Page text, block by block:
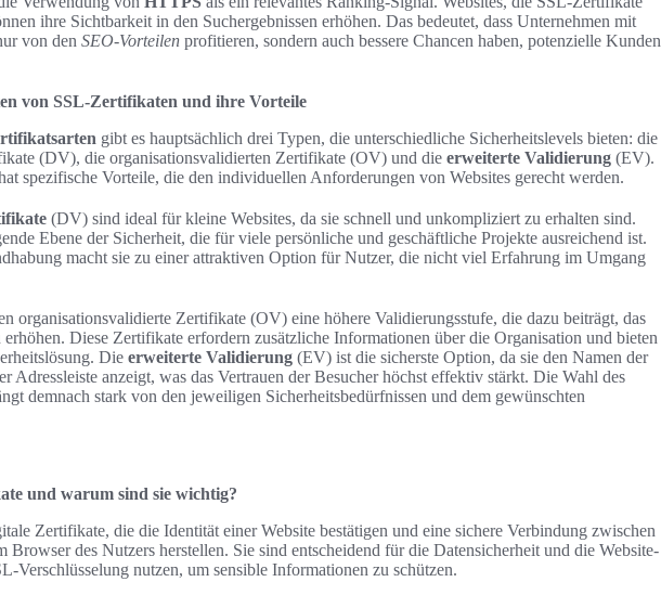
ihre Sichtbarkeit in den Suchergebnissen erhöhen. Das bedeutet, dass Unternehmen mit
von den SEO-Vorteilen profitieren, sondern auch bessere Chancen haben, potenzielle Kunden
von SSL-Zertifikaten und ihre Vorteile
gibt es hauptsächlich drei Typen, die unterschiedliche Sicherheitslevels bieten: die
(DV), die organisationsvalidierten Zertifikate (OV) und die erweiterte Validierung (EV).
spezifische Vorteile, die den individuellen Anforderungen von Websites gerecht werden.
(DV) sind ideal für kleine Websites, da sie schnell und unkompliziert zu erhalten sind.
Ebene der Sicherheit, die für viele persönliche und geschäftliche Projekte ausreichend ist.
macht sie zu einer attraktiven Option für Nutzer, die nicht viel Erfahrung im Umgang
organisationsvalidierte Zertifikate (OV) eine höhere Validierungsstufe, die dazu beiträgt, das
Diese Zertifikate erfordern zusätzliche Informationen über die Organisation und bieten
Die erweiterte Validierung (EV) ist die sicherste Option, da sie den Namen der
Adressleiste anzeigt, was das Vertrauen der Besucher höchst effektiv stärkt. Die Wahl des
demnach stark von den jeweiligen Sicherheitsbedürfnissen und dem gewünschten
und warum sind sie wichtig?
Zertifikate, die die Identität einer Website bestätigen und eine sichere Verbindung zwischen
Browser des Nutzers herstellen. Sie sind entscheidend für die Datensicherheit und die Website-
Verschlüsselung nutzen, um sensible Informationen zu schützen.